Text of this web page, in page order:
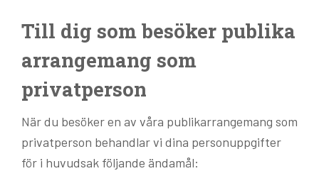
Till dig som besöker publika
arrangemang som
privatperson
När du besöker en av våra publikarrangemang som
privatperson behandlar vi dina personuppgifter
för i huvudsak följande ändamål: